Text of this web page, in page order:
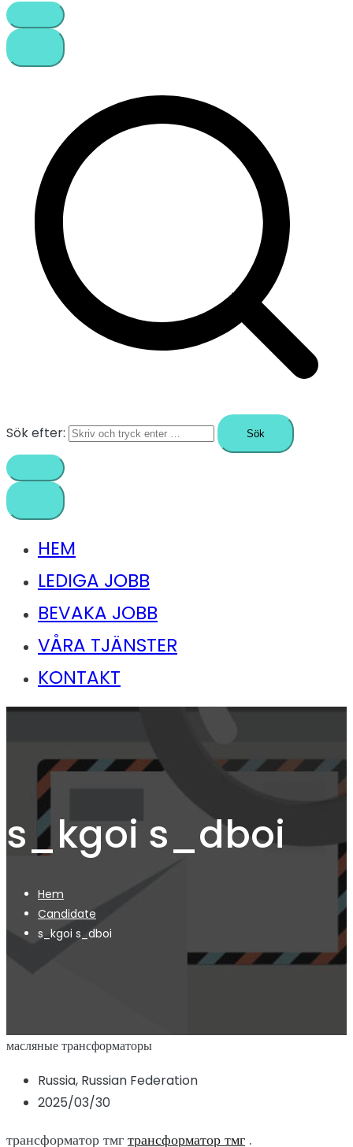
Sök efter:
HEM
LEDIGA JOBB
BEVAKA JOBB
VÅRA TJÄNSTER
KONTAKT
s_kgoi s_dboi
Hem
Candidate
s_kgoi s_dboi
масляные трансформаторы
Russia, Russian Federation
2025/03/30
трансформатор тмг трансформатор тмг .